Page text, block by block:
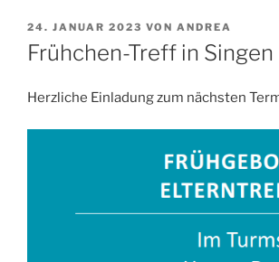
VERÖFFENTLICHT
AM
24. JANUAR 2023 VON ANDREA
Frühchen-Treff in Singen
Herzliche Einladung zum nächsten